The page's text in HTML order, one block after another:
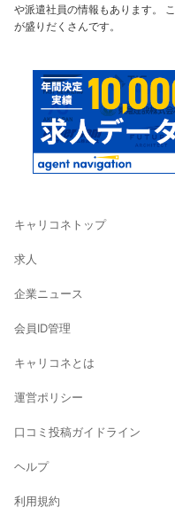
や派遣社員の情報もあります。
が盛りだくさんです。
キャリコネトップ
求人
企業ニュース
会員ID管理
キャリコネとは
運営ポリシー
口コミ投稿ガイドライン
ヘルプ
利用規約